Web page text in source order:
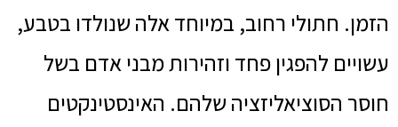
הזמן. חתולי רחוב, במיוחד אלה שנולדו בטבע,
עשויים להפגין פחד וזהירות מבני אדם בשל
חוסר הסוציאליזציה שלהם. האינסטינקטים